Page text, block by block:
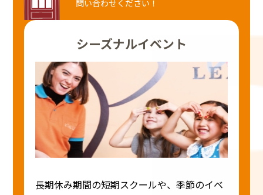
問い合わせください！
シーズナルイベント
長期休み期間の短期スクールや、季節のイベ